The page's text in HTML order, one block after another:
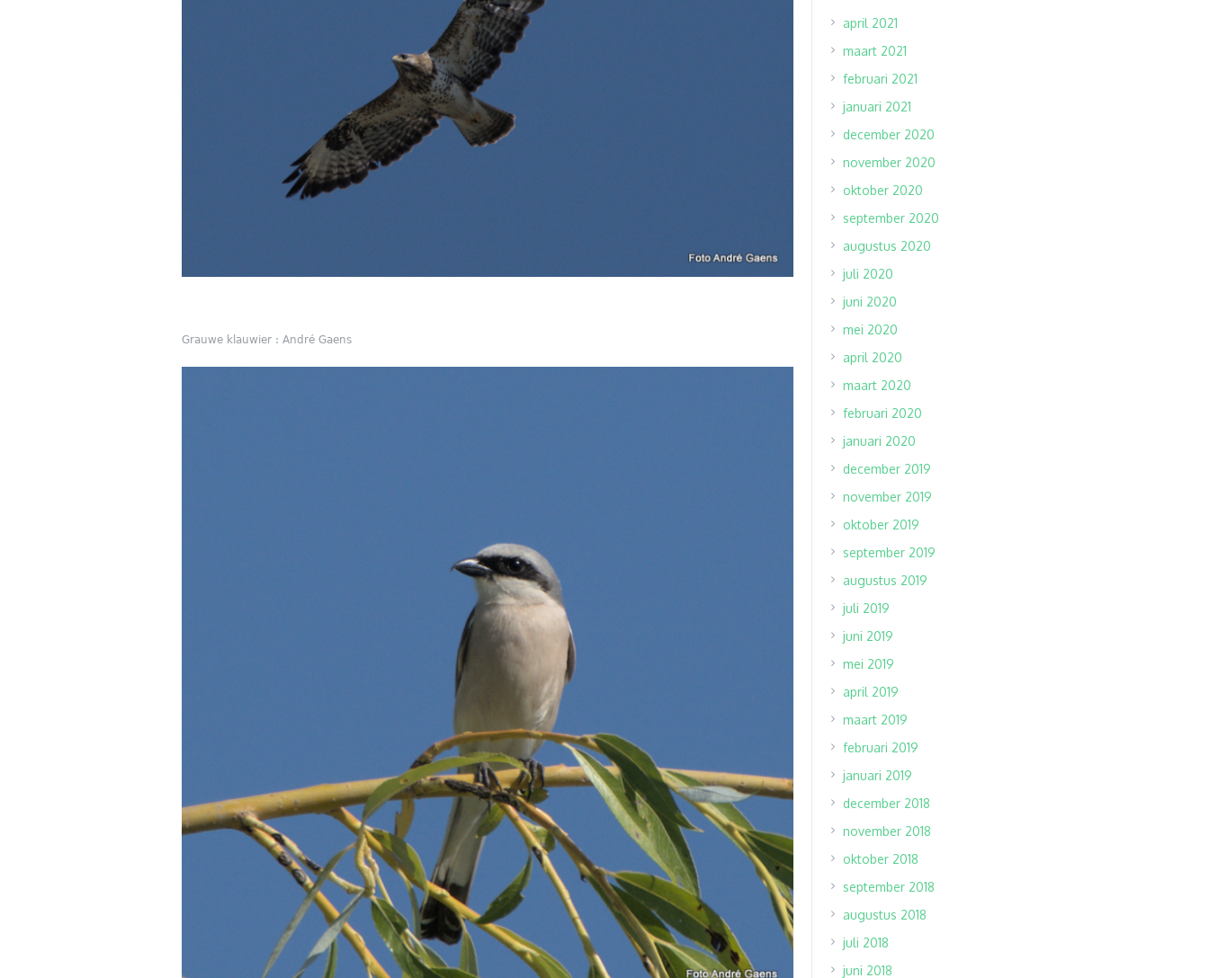
Grauwe klauwier : André Gaens
april 2021
maart 2021
februari 2021
januari 2021
december 2020
november 2020
oktober 2020
september 2020
augustus 2020
juli 2020
juni 2020
mei 2020
april 2020
maart 2020
februari 2020
januari 2020
december 2019
november 2019
oktober 2019
september 2019
augustus 2019
juli 2019
juni 2019
mei 2019
april 2019
maart 2019
februari 2019
januari 2019
december 2018
november 2018
oktober 2018
september 2018
augustus 2018
juli 2018
juni 2018